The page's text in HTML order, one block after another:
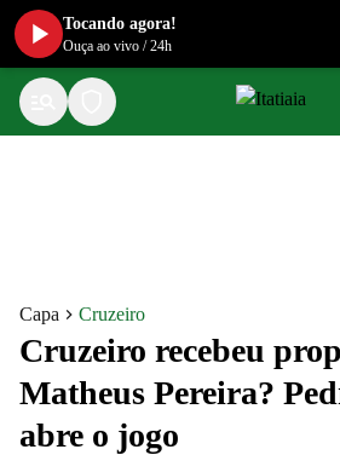
Capa Cruzeiro
Cruzeiro recebeu
Matheus Pereira?
abre o jogo
Tocando agora!
Ouça ao vivo /24h